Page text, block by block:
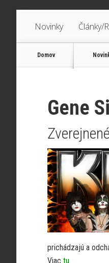
Novinky Články/
Domov
Gene
prichádzajú a
Viac tu.